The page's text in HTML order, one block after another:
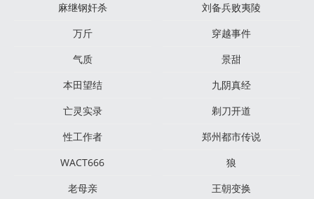
麻继钢奸杀
刘备兵败夷陵
万斤
穿越事件
气质
景甜
本田望结
九阴真经
亡灵实录
剃刀开道
性工作者
郑州都市传说
WACT666
狼
老母亲
王朝变换